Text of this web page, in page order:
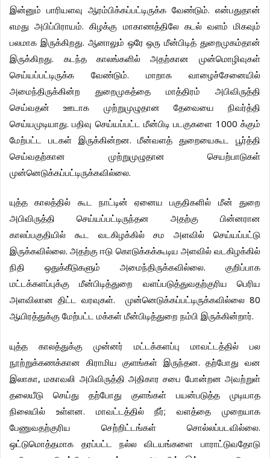
இன்னும்
பாரியளவு ஆரம்பிக்கப்பட்டிருக்க வேண்டும்.
என்பதுதான்
எமது
அபிப்பிராயம்.கிழக்கு மாகாணத்திலே கடல் வளம்
மிகவும்
பலமாக இருக்கிறது. ஆனாலும் ஒரே ஒரு மீன்பிடித் துறைமுகம்தான்
இருக்கிறது. கடந்த காலங்களில் அதற்கான
முன்மொழிவுகள்
செய்யப்பட்டிருக்க
வேண்டும். மாறாக
வாழைச்சேனையில்
அமைந்திருக்கின்ற
துறைமுகத்தை மாத்திரம்
அபிவிருத்தி
செய்வதன்
ஊடாக முற்றுமுழுதான தேவையை
நிவர்த்தி
செய்யமுடியாது.பதிவு செய்யப்பட்ட மீன்பிடி படகுகளை 1000 க்கும்
மேற்பட்ட
படகள் இருக்கின்றன.மீன்வளத் துறையைகூட
பூர்த்தி
செய்வதற்கான
முற்றுமுழுதான
செயற்பாடுகள்
முன்னெடுக்கப்பட்டிருக்கவில்லை.
யுத்த காலத்தில் கூட நாட்டின் ஏனைய பகுதிகளில் மீன்
துறை
அபிவிருத்தி
செய்யப்பட்டிருந்தன அதற்கு
பின்னரான
காலப்பகுதியில்
கூட வடகிழக்கில் சம அளவில்
செய்யப்பட்டு
இருக்கவில்லை.அதற்கு ஈடு கொடுக்கக்கூடிய அளவில் வடகிழக்கில்
நிதி
ஒதுக்கீடுகளும் அமைந்திருக்கவில்லை.
குறிப்பாக
மட்டக்களப்புக்கு
மீன்பிடித்துறை வளப்படுத்துவதற்குரிய
பெரிய
அளவிலான திட்ட வரவுகள். முன்னெடுக்கப்பட்டிருக்கவில்லை80
ஆயிரத்துக்கு மேற்பட்ட மக்கள் மீன்பிடித்துறை நம்பி இருக்கின்றார்.
யுத்த காலத்துக்கு முன்னர் மட்டக்களப்பு மாவட்டத்தில்
பல
நூற்றுக்கணக்கான
கிராமிய குளங்கள் இருந்தன.தற்போது
வன
இலாகா,மகாவலி அபிவிருத்தி அதிகார சபை போன்றன அவற்றுள்
தலையீடு
செய்து தற்போது குளங்கள் பயன்படுத்த
முடியாத
நிலையில்
உள்ளன. மாவட்டத்தில் நீர்;வளத்தை
முறையாக
பேணுவதற்குரிய
செற்றிட்டங்கள் சொல்லப்படவில்லை.
ஒட்டுமொத்தமாக தரப்பட்ட நல்ல விடயங்களை
பாராட்டுவதோடு